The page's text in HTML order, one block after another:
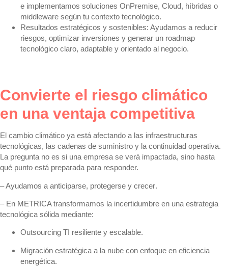
e implementamos soluciones OnPremise, Cloud, híbridas o
middleware según tu contexto tecnológico.
Resultados estratégicos y sostenibles: Ayudamos a reducir
riesgos, optimizar inversiones y generar un roadmap
tecnológico claro, adaptable y orientado al negocio.
Convierte el riesgo climático
en una ventaja competitiva
El cambio climático ya está afectando a las infraestructuras
tecnológicas, las cadenas de suministro y la continuidad operativa.
La pregunta no es si una empresa se verá impactada, sino hasta
qué punto está preparada para responder.
– Ayudamos a anticiparse, protegerse y crecer.
– En METRICAtransformamos la incertidumbre en una estrategia
tecnológica sólida mediante:
Outsourcing TI resiliente y escalable.
Migración estratégica a la nube con enfoque en eficiencia
energética.